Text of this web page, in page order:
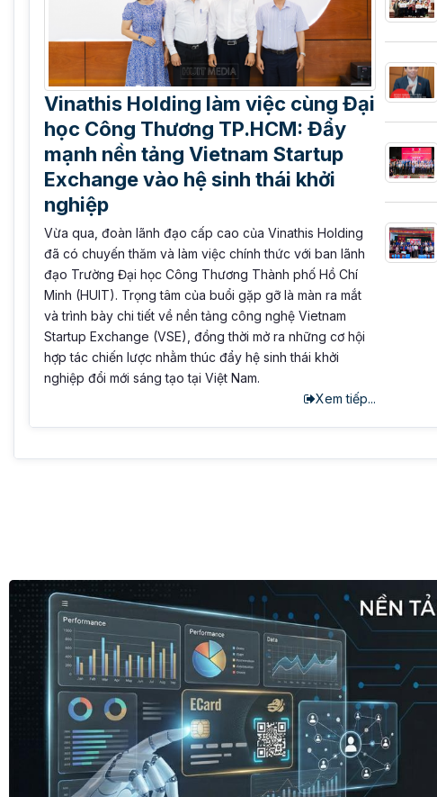
Vinathis Holding làm việc cùng Đại
học Công Thương TP.HCM: Đẩy
mạnh nền tảng Vietnam Startup
Exchange vào hệ sinh thái khởi
nghiệp
Vừa qua, đoàn lãnh đạo cấp cao của Vinathis Holding
đã có chuyến thăm và làm việc chính thức với ban lãnh
đạo Trường Đại học Công Thương Thành phố Hồ Chí
Minh (HUIT). Trọng tâm của buổi gặp gỡ là màn ra mắt
và trình bày chi tiết về nền tảng công nghệ Vietnam
Startup Exchange (VSE), đồng thời mở ra những cơ hội
hợp tác chiến lược nhằm thúc đẩy hệ sinh thái khởi
nghiệp đổi mới sáng tạo tại Việt Nam.
Xem tiếp...